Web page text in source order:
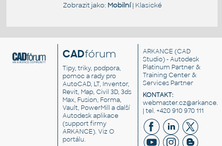
Zobrazit jako: Mobilní| Klasické
CADfórum
Tipy, triky, podpora,
pomoc a rady pro
AutoCAD, LT, Inventor,
Revit, Map, Civil 3D, 3ds
Max, Fusion, Forma,
Vault, PowerMill a další
Autodesk aplikace
(support firmy
ARKANCE). VizO
portálu.
ARKANCE (CAD
Studio) - Autodesk
Platinum Partner &
Training Center &
Services Partner
KONTAKT:
| tel. +420 910 970 111